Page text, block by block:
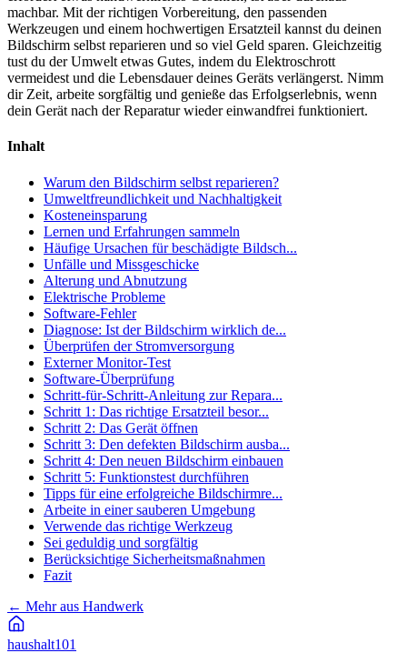
machbar. Mit der richtigen Vorbereitung, den passenden
Werkzeugen und einem hochwertigen Ersatzteil kannst du deinen
Bildschirm selbst reparieren und so viel Geld sparen. Gleichzeitig
tust du der Umwelt etwas Gutes, indem du Elektroschrott
vermeidest und die Lebensdauer deines Geräts verlängerst. Nimm
dir Zeit, arbeite sorgfältig und genieße das Erfolgserlebnis, wenn
dein Gerät nach der Reparatur wieder einwandfrei funktioniert.
Inhalt
Warum den Bildschirm selbst reparieren?
Umweltfreundlichkeit und Nachhaltigkeit
Kosteneinsparung
Lernen und Erfahrungen sammeln
Häufige Ursachen für beschädigte Bildsch...
Unfälle und Missgeschicke
Alterung und Abnutzung
Elektrische Probleme
Software-Fehler
Diagnose: Ist der Bildschirm wirklich de...
Überprüfen der Stromversorgung
Externer Monitor-Test
Software-Überprüfung
Schritt-für-Schritt-Anleitung zur Repara...
Schritt 1: Das richtige Ersatzteil besor...
Schritt 2: Das Gerät öffnen
Schritt 3: Den defekten Bildschirm ausba...
Schritt 4: Den neuen Bildschirm einbauen
Schritt 5: Funktionstest durchführen
Tipps für eine erfolgreiche Bildschirmre...
Arbeite in einer sauberen Umgebung
Verwende das richtige Werkzeug
Sei geduldig und sorgfältig
Berücksichtige Sicherheitsmaßnahmen
Fazit
← Mehr aus Handwerk
haushalt101